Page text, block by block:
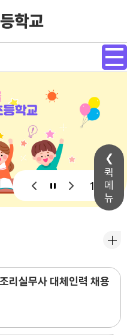
퀵
메
뉴
1 / 1
리실무사 대체인력 채용